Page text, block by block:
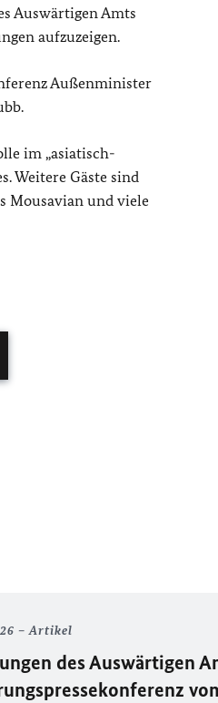
Auswärtigen Amts
aufzuzeigen.
Außenminister
im „asiatisch-
Weitere Gäste sind
Mousavian und viele
Artikel
des Auswärtigen